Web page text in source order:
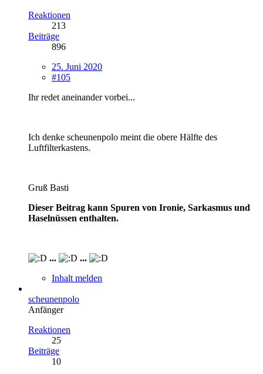
Reaktionen
213
Beiträge
896
25. Juni 2020
#105
Ihr redet aneinander vorbei...
Ich denke scheunenpolo meint die obere Hälfte des
Luftfilterkastens.
Gruß Basti
Dieser Beitrag kann Spuren von Ironie, Sarkasmus und
Haselnüssen enthalten.
...
...
Inhalt melden
scheunenpolo
Anfänger
Reaktionen
25
Beiträge
10